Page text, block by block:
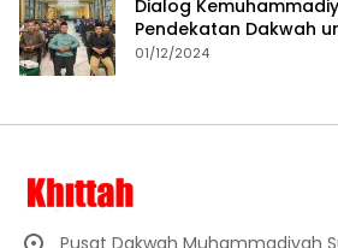
Dialog
Pendekatan Dakwah
01/12/2024